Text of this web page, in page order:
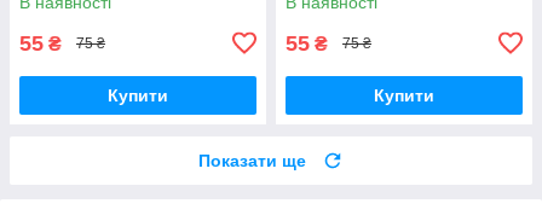
шт
55 ₴ 75 ₴
Купити
55 ₴ 75 ₴
Купити
Показати ще